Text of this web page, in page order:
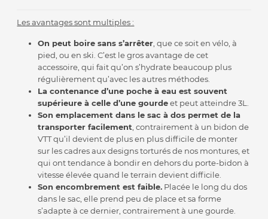
Les avantages sont multiples :
On peut boire sans s’arrêter, que ce soit en vélo, à
pied, ou en ski. C’est le gros avantage de cet
accessoire, qui fait qu’on s’hydrate beaucoup plus
régulièrement qu’avec les autres méthodes.
La contenance d’une poche à eau est souvent
supérieure à celle d’une gourdeet peut atteindre 3L.
Son emplacement dans le sac à dos permet de la
transporter facilement, contrairement à un bidon de
VTT qu’il devient de plus en plus difficile de monter
sur les cadres aux designs torturés de nos montures, et
qui ont tendance à bondir en dehors du porte-bidon à
vitesse élevée quand le terrain devient difficile.
Son encombrement est faible. Placée le long du dos
dans le sac, elle prend peu de place et sa forme
s’adapte à ce dernier, contrairement à une gourde.